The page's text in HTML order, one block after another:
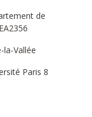
de
la-Vallée
Paris 8